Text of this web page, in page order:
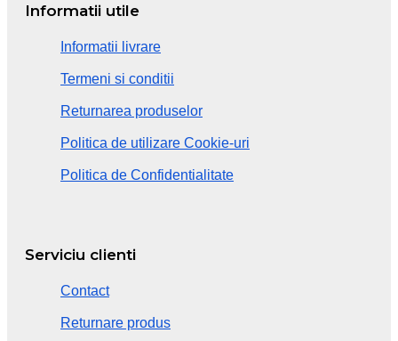
Informatii utile
Informatii livrare
Termeni si conditii
Returnarea produselor
Politica de utilizare Cookie-uri
Politica de Confidentialitate
Serviciu clienti
Contact
Returnare produs